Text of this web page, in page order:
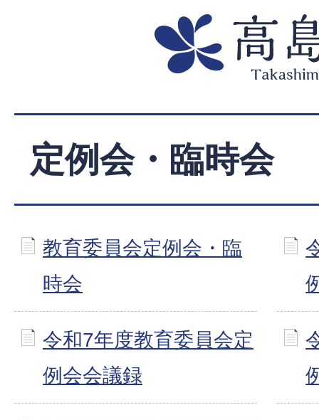
定例会・臨時会
教育委員会定例会・臨
時会
令和7年度教育委員会定
例会会議録